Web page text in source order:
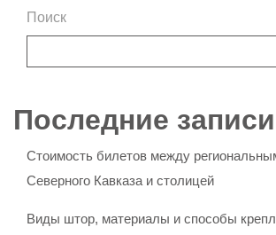
Поиск
Последние записи
Стоимость билетов между
Северного Кавказа и столицей
Виды штор, материалы и способы